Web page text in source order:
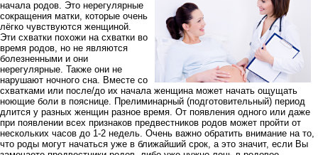
начала родов. Это нерегулярные
сокращения матки, которые очень
лёгко чувствуются женщиной.
Эти схватки похожи на схватки во
время родов, но не являются
болезненными и они
нерегулярные. Также они не
нарушают ночного сна. Вместе со
схватками или после/до их начала женщина может начать ощущать
ноющие боли в пояснице. Прелиминарный (подготовительный) период
длится у разных женщин разное время. От появления одного или даже
при появлении всех признаков предвестников родов может пройти от
нескольких часов до 1-2 недель. Очень важно обратить внимание на то,
что роды могут начаться уже в ближайший срок, а это значит, если Вы